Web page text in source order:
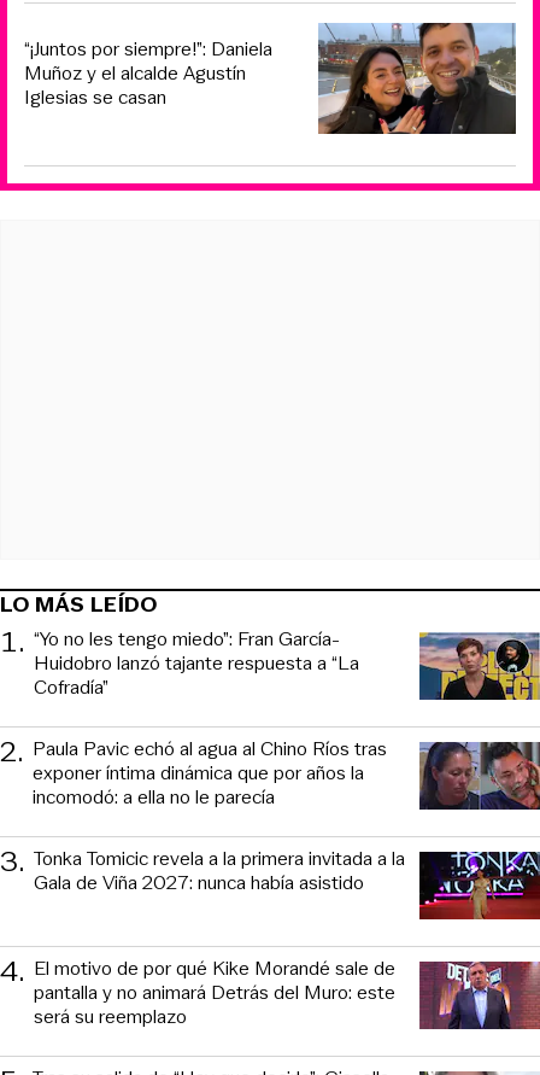
“¡Juntos por siempre!”: Daniela
Muñoz y el alcalde Agustín
Iglesias se casan
LO MÁS LEÍDO
1. “Yo no les tengo miedo”: Fran García-
Huidobro lanzó tajante respuesta a “La
Cofradía”
2. Paula Pavic echó al agua al Chino Ríos tras
exponer íntima dinámica que por años la
incomodó: a ella no le parecía
3. Tonka Tomicic revela a la primera invitada a la
Gala de Viña 2027: nunca había asistido
4. El motivo de por qué Kike Morandé sale de
pantalla y no animará Detrás del Muro: este
será su reemplazo